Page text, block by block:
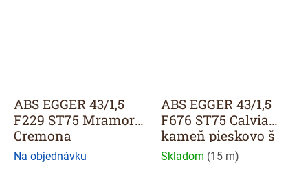
ABS EGGER 43/1,5
F229 ST75 Mramor
Cremona
Na objednávku
ABS EGGER 43/1,5
F676 ST75 Calvia
kameň pieskovo š
Skladom (15 m)